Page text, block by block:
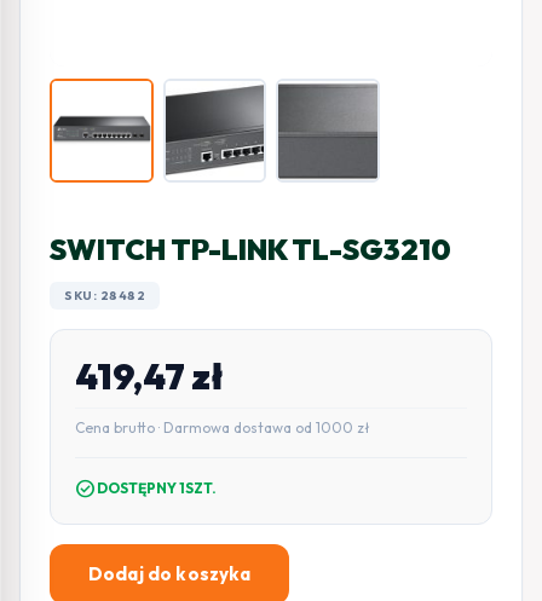
SWITCH TP-LINK TL-SG3210
SKU: 28482
419,47zł
Cena brutto · Darmowa dostawa od 1000 zł
check_circle DOSTĘPNY 1SZT.
ilość
Dodaj do koszyka